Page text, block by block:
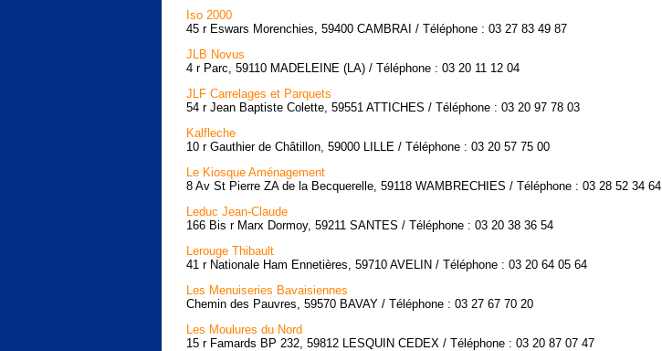
Iso 2000
45 r Eswars Morenchies, 59400 CAMBRAI / Téléphone : 03 27 83 49 87
JLB Novus
4 r Parc, 59110 MADELEINE (LA) / Téléphone : 03 20 11 12 04
JLF Carrelages et Parquets
54 r Jean Baptiste Colette, 59551 ATTICHES / Téléphone : 03 20 97 78 03
Kalfleche
10 r Gauthier de Châtillon, 59000 LILLE / Téléphone : 03 20 57 75 00
Le Kiosque Aménagement
8 Av St Pierre ZA de la Becquerelle, 59118 WAMBRECHIES / Téléphone : 03 28 52 34 64
Leduc Jean-Claude
166 Bis r Marx Dormoy, 59211 SANTES / Téléphone : 03 20 38 36 54
Lerouge Thibault
41 r Nationale Ham Ennetières, 59710 AVELIN / Téléphone : 03 20 64 05 64
Les Menuiseries Bavaisiennes
Chemin des Pauvres, 59570 BAVAY / Téléphone : 03 27 67 70 20
Les Moulures du Nord
15 r Famards BP 232, 59812 LESQUIN CEDEX / Téléphone : 03 20 87 07 47